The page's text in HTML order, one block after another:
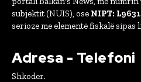
subjektit (NUIS), ose NIPT:
serioze me elementë fiskalë sipas
Adresa - Telefoni
Shkoder.